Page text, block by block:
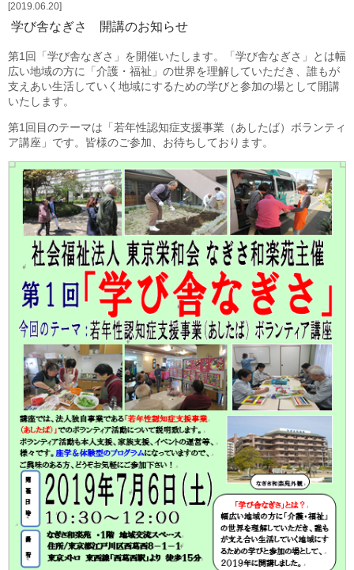
更新情報
ボランティアしてみませんか
相談窓口一覧
利用対象者一覧
2019.06.20
学び舎なぎさ 開講のお知らせ
第1回「学び舎なぎさ」を開催いたします。「学び舎なぎさ」とは幅
広い地域の方に「介護・福祉」の世界を理解していただき、誰もが
支えあい生活していく地域にするための学びと参加の場として開講
いたします。
第1回目のテーマは「若年性認知症支援事業（あしたば）ボランティ
ア講座」です。皆様のご参加、お待ちしております。